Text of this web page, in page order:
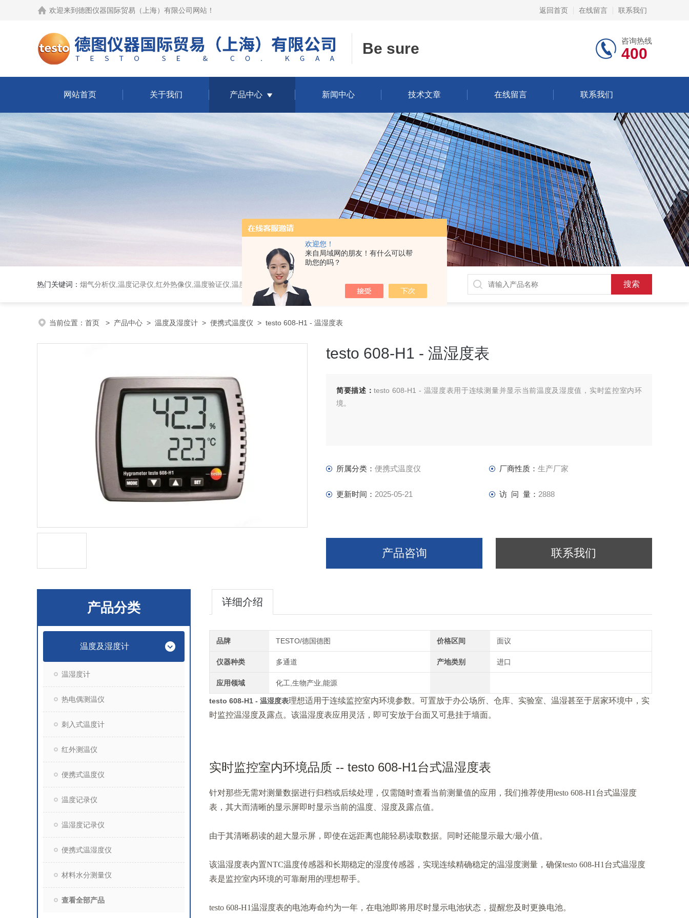
欢迎您！
来自局域网的朋友！有什么可以帮
助您的吗？
欢迎来到 德图仪器国际贸易（上海）有限公司网站 ！ 返回首页 在线留言 联系我们
Be sure 咨询热线
400
网站首页 关于我们 产品中心 新闻中心 技术文章 在线留言 联系我们
热门关键词： 烟气分析仪,温度记录仪,红外热像仪,温度验证仪,温度监控系统,风速仪
当前位置： 首页 > 产品中心 > 温度及湿度计 > 便携式温度仪 > testo 608-H1 - 温湿度表
testo 608-H1 - 温湿度表
简要描述：testo 608-H1 - 温湿度表用于连续测量并显示当前温度及湿度值，实时监控室内环
境。
所属分类： 便携式温度仪 厂商性质： 生产厂家
更新时间： 2025-05-21 访 问 量： 2888
产品咨询 联系我们
产品分类
温度及湿度计
温湿度计
热电偶测温仪
刺入式温度计
红外测温仪
便携式温度仪
温度记录仪
温湿度记录仪
便携式温湿度仪
材料水分测量仪
查看全部产品
详细介绍
品牌 TESTO/德国德图 价格区间 面议
仪器种类 多通道 产地类别 进口
应用领域 化工,生物产业,能源
testo 608-H1 - 温湿度表理想适用于连续监控室内环境参数。可置放于办公场所、仓库、实验室、温湿甚至于居家环境中，实
时监控温湿度及露点。该温湿度表应用灵活，即可安放于台面又可悬挂于墙面。
实时监控室内环境品质 -- testo 608-H1台式温湿度表
针对那些无需对测量数据进行归档或后续处理，仅需随时查看当前测量值的应用，我们推荐使用testo 608-H1台式温湿度
表，其大而清晰的显示屏即时显示当前的温度、湿度及露点值。
由于其清晰易读的超大显示屏，即使在远距离也能轻易读取数据。同时还能显示最大/最小值。
该温湿度表内置NTC温度传感器和长期稳定的湿度传感器，实现连续精确稳定的温湿度测量，确保testo 608-H1台式温湿度
表是监控室内环境的可靠耐用的理想帮手。
testo 608-H1温湿度表的电池寿命约为一年，在电池即将用尽时显示电池状态，提醒您及时更换电池。